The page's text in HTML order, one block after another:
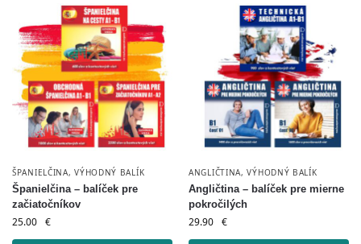
ŠPANIELČINA,VÝHODNÝ BALÍK
Španielčina – balíček pre
začiatočníkov
25.00 €
ANGLIČTINA,VÝHODNÝ BALÍK
Angličtina – balíček pre mierne
pokročilých
29.90 €